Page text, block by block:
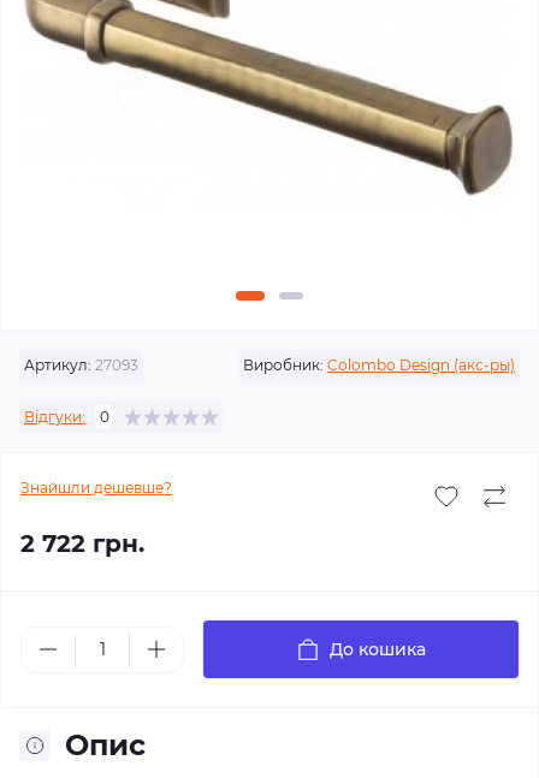
Артикул: 27093 Виробник: Colombo Design (акс-ры)
Відгуки: 0
Знайшли дешевше?
2 722 грн.
До кошика
Опис